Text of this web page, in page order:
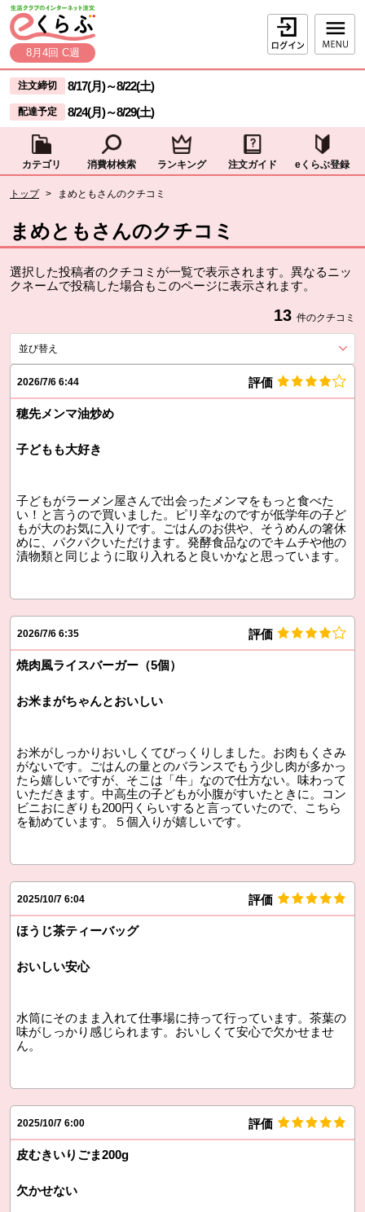
ページの先頭です。
本文へジャンプする。
8月4回 C週
ログイン
ここからサイト内共通メニューです。
サイト内共通メニューをスキップする
注文締切 8/17(月)～8/22(土)
配達予定 8/24(月)～8/29(土)
カテゴリ 消費材検索 ランキング 注文ガイド eくらぶ登録
トップ > まめともさんのクチコミ
まめともさんのクチコミ
選択した投稿者のクチコミが一覧で表示されます。異なるニッ
クネームで投稿した場合もこのページに表示されます。
13 件のクチコミ
並び替え
2026/7/6 6:44 評価
穂先メンマ油炒め
子どもも大好き
子どもがラーメン屋さんで出会ったメンマをもっと食べた
い！と言うので買いました。ピリ辛なのですが低学年の子ど
もが大のお気に入りです。ごはんのお供や、そうめんの箸休
めに、パクパクいただけます。発酵食品なのでキムチや他の
漬物類と同じように取り入れると良いかなと思っています。
2026/7/6 6:35 評価
焼肉風ライスバーガー（5個）
お米まがちゃんとおいしい
お米がしっかりおいしくてびっくりしました。お肉もくさみ
がないです。ごはんの量とのバランスでもう少し肉が多かっ
たら嬉しいですが、そこは「牛」なので仕方ない。味わって
いただきます。中高生の子どもが小腹がすいたときに。コン
ビニおにぎりも200円くらいすると言っていたので、こちら
を勧めています。５個入りが嬉しいです。
2025/10/7 6:04 評価
ほうじ茶ティーバッグ
おいしい安心
水筒にそのまま入れて仕事場に持って行っています。茶葉の
味がしっかり感じられます。おいしくて安心で欠かせませ
ん。
2025/10/7 6:00 評価
皮むきいりごま200g
欠かせない